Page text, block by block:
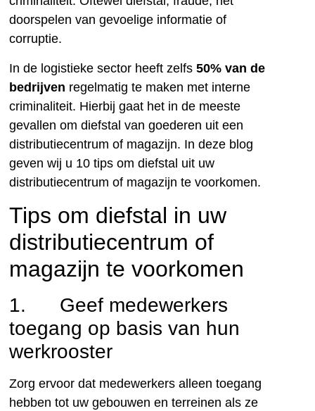
doorspelen van gevoelige informatie of
corruptie.
In de logistieke sector heeft zelfs50% van de
bedrijven regelmatig te maken met interne
criminaliteit. Hierbij gaat het in de meeste
gevallen om diefstal van goederen uit een
distributiecentrum of magazijn. In deze blog
geven wij u 10 tips om diefstal uit uw
distributiecentrum of magazijn te voorkomen.
Tips om diefstal in uw
distributiecentrum of
magazijn te voorkomen
1. Geef medewerkers
toegang op basis van hun
werkrooster
Zorg ervoor dat medewerkers alleen toegang
hebben tot uw gebouwen en terreinen als ze